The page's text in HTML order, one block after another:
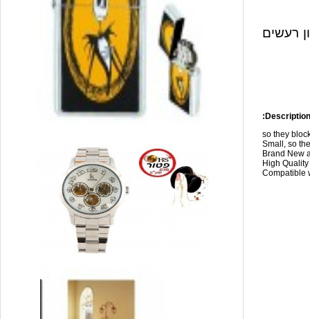
רעשים
so they
Small, so
Brand New
High
Compatible